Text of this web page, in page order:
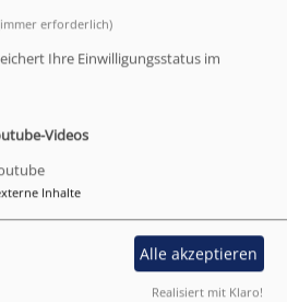
- Präventionsgesetz
-
- Präventionsgesetz
erforderlich)
Ihre Einwilligungsstatus im
Videos
Inhalte
Alle akzeptieren
Realisiert mit Klaro!